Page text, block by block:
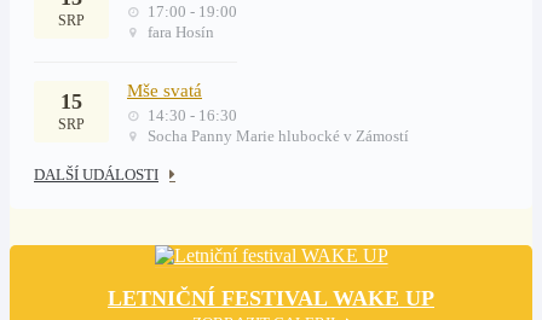
SRP
17:00 - 19:00
fara Hosín
15
SRP
Mše svatá
14:30 - 16:30
Socha Panny Marie hlubocké v Zámostí
DALŠÍ UDÁLOSTI
LETNIČNÍ FESTIVAL WAKE UP